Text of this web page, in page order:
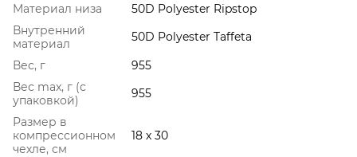
Материал низа
50D Polyester Ripstop
Внутренний
материал
50D Polyester Taffeta
Вес, г
955
Вес max, г (с
упаковкой)
955
Размер в
компрессионном
чехле, см
18 х 30